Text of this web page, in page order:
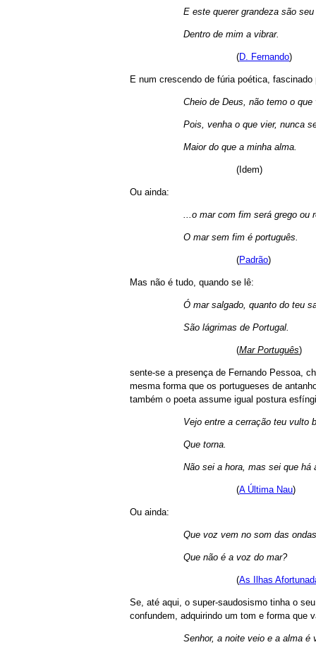
E este querer grandeza são seu
Dentro de mim a vibrar.
(D. Fernando)
E num crescendo de fúria poética,
Cheio de Deus, não temo o que
Pois, venha o que vier, nunca
Maior do que a minha alma.
(Idem)
Ou ainda:
...o mar com fim será grego ou
O mar sem fim é português.
(Padrão)
Mas não é tudo, quando se lê:
Ó mar salgado, quanto do teu
São lágrimas de Portugal.
(Mar Português)
sente-se a presença de Fernando Pessoa,
mesma forma que os portugueses de
também o poeta assume igual postura
Vejo entre a cerração teu vulto
Que torna.
Não sei a hora, mas sei que há
(A Última Nau)
Ou ainda:
Que voz vem no som das ondas
Que não é a voz do mar?
(As Ilhas
Se, até aqui, o super-saudosismo tinha o
confundem, adquirindo um tom e forma que
Senhor, a noite veio e a alma é